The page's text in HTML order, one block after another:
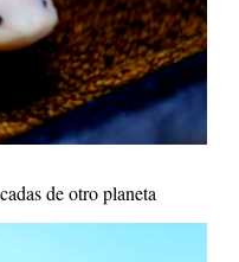
de otro planeta